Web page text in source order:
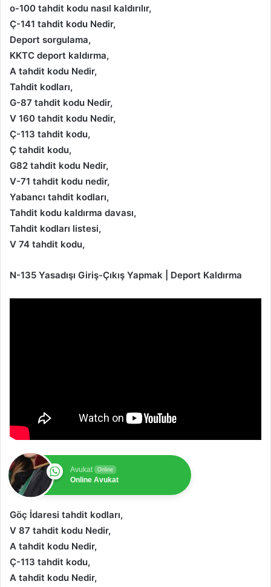
o-100 tahdit kodu nasıl kaldırılır,
Ç-141 tahdit kodu Nedir,
Deport sorgulama,
KKTC deport kaldırma,
A tahdit kodu Nedir,
Tahdit kodları,
G-87 tahdit kodu Nedir,
V 160 tahdit kodu Nedir,
Ç-113 tahdit kodu,
Ç tahdit kodu,
G82 tahdit kodu Nedir,
V-71 tahdit kodu nedir,
Yabancı tahdit kodları,
Tahdit kodu kaldırma davası,
Tahdit kodları listesi,
V 74 tahdit kodu,
N-135 Yasadışı Giriş-Çıkış Yapmak | Deport Kaldırma
Avukat Online
Online Avukat
Göç İdaresi tahdit kodları,
V 87 tahdit kodu Nedir,
A tahdit kodu Nedir,
Ç-113 tahdit kodu,
A tahdit kodu Nedir,